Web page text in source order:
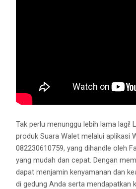
Tak perlu menunggu lebih lama lagi!
produk Suara Walet melalui aplikasi
082230610759, yang dihandle oleh
yang mudah dan cepat. Dengan
dapat menjamin kenyamanan dan
di gedung Anda serta mendapatkan